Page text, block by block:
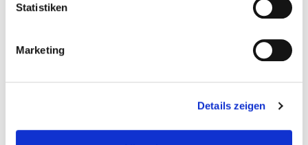
Statistiken
Marketing
Details zeigen
Gewicht: 0.132 kg